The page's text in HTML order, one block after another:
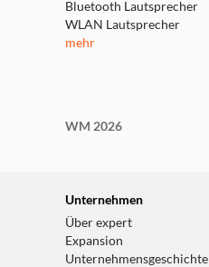
Bluetooth Lautsprecher
WLAN Lautsprecher
mehr
WM 2026
Unternehmen
Über expert
Expansion
Unternehmensgeschichte